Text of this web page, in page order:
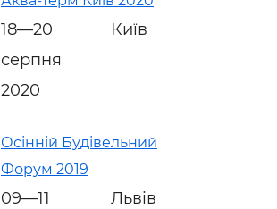
18—20
серпня
2020
Київ
Осінній Будівельний
Форум 2019
09—11
Львів